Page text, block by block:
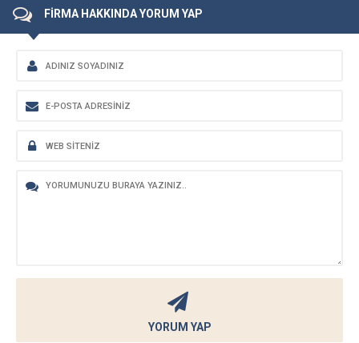
FİRMA HAKKINDA YORUM YAP
YORUM YAP